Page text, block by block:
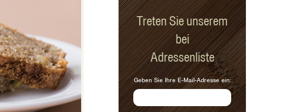
Treten Sie unserem
bei
Adressenliste
Geben Sie Ihre E-Mail-Adresse ein: